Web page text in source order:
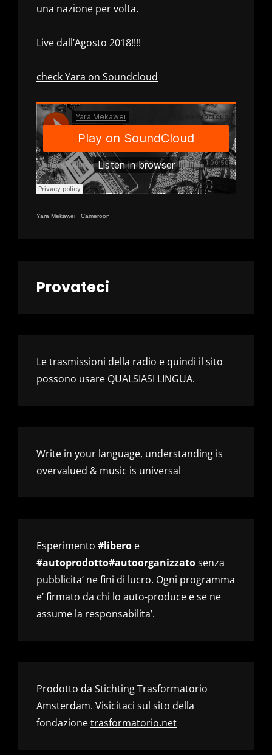
una nazione per volta.
Live dall’Agosto 2018!!!!
check Yara on Soundcloud
Yara Mekawei · Cameroon
Provateci
Le trasmissioni della radio e quindi il sito
possono usare QUALSIASI LINGUA.
Write in your language, understanding is
overvalued & music is universal
Esperimento #libero e
#autoprodotto#autoorganizzatosenza
pubblicita’ ne fini di lucro. Ogni programma
e’ firmato da chi lo auto-produce e se ne
assume la responsabilita’.
Prodotto da Stichting Trasformatorio
Amsterdam. Visicitaci sul sito della
fondazionetrasformatorio.net